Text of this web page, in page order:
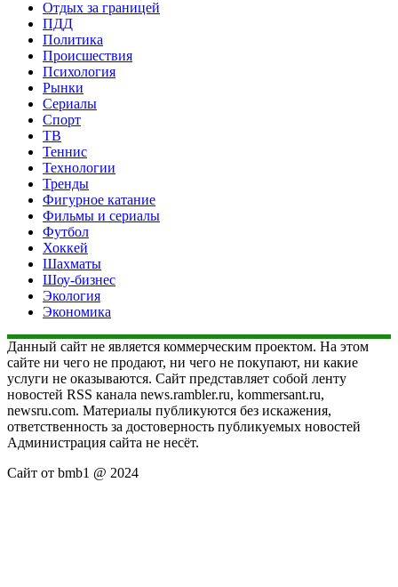
Отдых за границей
ПДД
Политика
Происшествия
Психология
Рынки
Сериалы
Спорт
ТВ
Теннис
Технологии
Тренды
Фигурное катание
Фильмы и сериалы
Футбол
Хоккей
Шахматы
Шоу-бизнес
Экология
Экономика
Данный сайт не является коммерческим проектом. На этом
сайте ни чего не продают, ни чего не покупают, ни какие
услуги не оказываются. Сайт представляет собой ленту
новостей RSS канала news.rambler.ru, kommersant.ru,
newsru.com. Материалы публикуются без искажения,
ответственность за достоверность публикуемых новостей
Администрация сайта не несёт.
Сайт от bmb1 @ 2024